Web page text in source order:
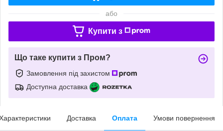
або
Купити з
Що таке купити з Пром?
Замовлення під захистом
Доступна доставка
Доставка Оплата Умови повернення